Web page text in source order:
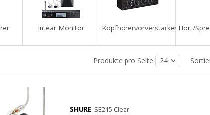
In-ear Monitor Kopfhörervorverstärker Hör-/
Produkte pro Seite
SHURE SE215 Clear